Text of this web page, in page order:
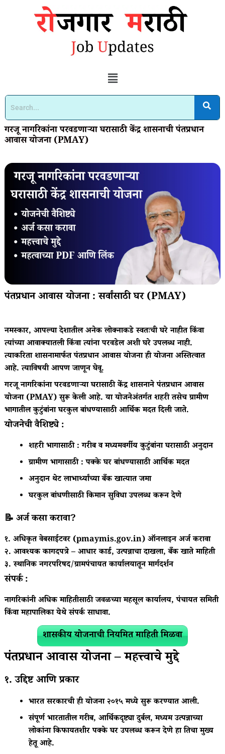
गरजू नागरिकांना परवडणाऱ्या घरासाठी केंद्र शासनाची पंतप्रधान
आवास योजना (PMAY)
पंतप्रधान आवास योजना : सर्वांसाठी घर (PMAY)
नमस्कार, आपल्या देशातील अनेक लोक्नाकडे स्वतःची घरे नाहीत किंवा
त्यांच्या आवाक्यातली किंवा त्यांना परवडेल अशी घरे उपलब्ध नाही.
त्याकरिता शासनामार्फत पंतप्रधान आवास योजना ही योजना अस्तित्वात
आहे. त्याविषयी आपण जाणून घेवू.
गरजू नागरिकांना परवडणाऱ्या घरासाठी केंद्र शासनाने पंतप्रधान आवास
योजना (PMAY) सुरू केली आहे. या योजनेअंतर्गत शहरी तसेच ग्रामीण
भागातील कुटुंबांना घरकुल बांधण्यासाठी आर्थिक मदत दिली जाते.
योजनेची वैशिष्ट्ये :
शहरी भागासाठी : गरीब व मध्यमवर्गीय कुटुंबांना घरासाठी अनुदान
ग्रामीण भागासाठी : पक्के घर बांधण्यासाठी आर्थिक मदत
अनुदान थेट लाभार्थ्यांच्या बँक खात्यात जमा
घरकुल बांधणीसाठी किमान सुविधा उपलब्ध करून देणे
📝 अर्ज कसा करावा?
१. अधिकृत वेबसाईटवर (pmaymis.gov.in) ऑनलाइन अर्ज करावा
२. आवश्यक कागदपत्रे – आधार कार्ड, उत्पन्नाचा दाखला, बँक खाते माहिती
३. स्थानिक नगरपरिषद/ग्रामपंचायत कार्यालयातून मार्गदर्शन
संपर्क :
नागरिकांनी अधिक माहितीसाठी जवळच्या महसूल कार्यालय, पंचायत समिती
किंवा महापालिका येथे संपर्क साधावा.
शासकीय योजनाची नियमित माहिती मिळवा
पंतप्रधान आवास योजना – महत्त्वाचे मुद्दे
१. उद्दिष्ट आणि प्रकार
भारत सरकारची ही योजना २०१५ मध्ये सुरू करण्यात आली.
संपूर्ण भारतातील गरीब, आर्थिकदृष्ट्या दुर्बल, मध्यम उत्पन्नाच्या
लोकांना किफायतशीर पक्के घर उपलब्ध करून देणे हा तिचा मुख्य
हेतू आहे.